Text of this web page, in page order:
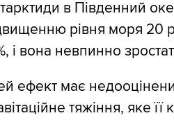
в Південний
рівня моря 20
і вона невпинно
ефект має
тяжіння, яке